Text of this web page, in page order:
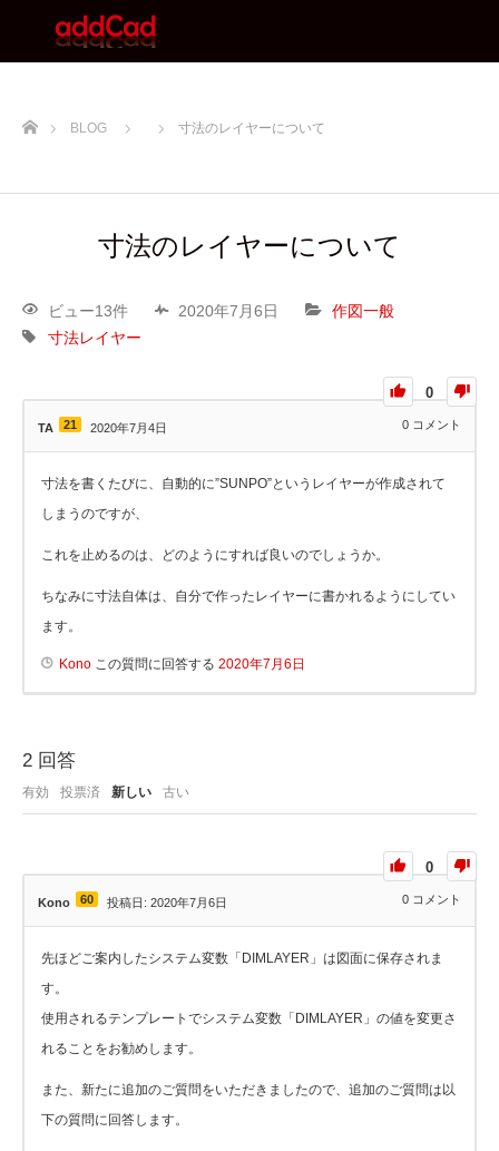
ホームBLOG 寸法のレイヤーについて
寸法のレイヤーについて
ビュー13件 2020年7月6日
作図一般
寸法レイヤー
0
TA 21 2020年7月4日 0 コメント
寸法を書くたびに、自動的に”SUNPO”というレイヤーが作成されて
しまうのですが、
これを止めるのは、どのようにすれば良いのでしょうか。
ちなみに寸法自体は、自分で作ったレイヤーに書かれるようにしてい
ます。
Kono この質問に回答する 2020年7月6日
2 回答
有効 投票済 新しい 古い
0
Kono 60 投稿日: 2020年7月6日 0 コメント
先ほどご案内したシステム変数「DIMLAYER」は図面に保存されま
す。
使用されるテンプレートでシステム変数「DIMLAYER」の値を変更さ
れることをお勧めします。
また、新たに追加のご質問をいただきましたので、追加のご質問は以
下の質問に回答します。